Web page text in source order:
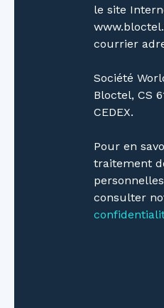
le site
courrier
Société
Bloctel, CS
CEDEX.
Pour en
traitement
consulter